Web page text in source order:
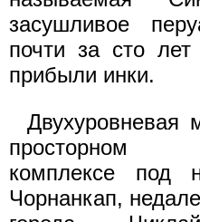
засушливое
почти за сто
прибыли инки.
Двухуровневая
просторном
комплексе под
Чорнанкап,